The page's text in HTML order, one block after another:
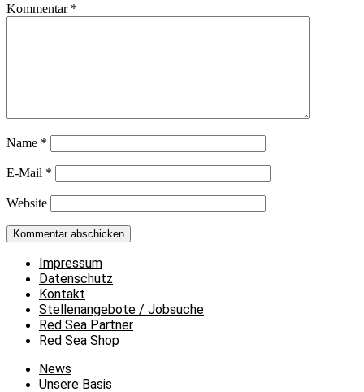
Kommentar *
Name *
E-Mail *
Website
Impressum
Datenschutz
Kontakt
Stellenangebote / Jobsuche
Red Sea Partner
Red Sea Shop
News
Unsere Basis